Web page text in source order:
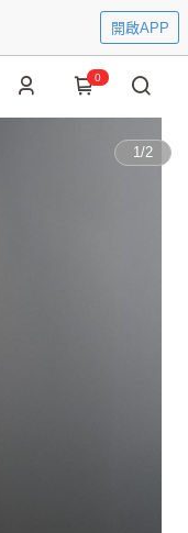
開啟APP
0
1/2